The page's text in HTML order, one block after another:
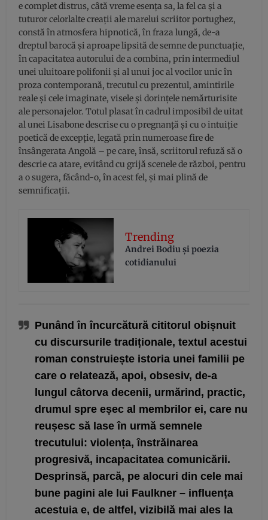
e complet distrus, câtă vreme esența sa, la fel ca și a
tuturor celorlalte creații ale marelui scriitor portughez,
constă în atmosfera hipnotică, în fraza lungă, de-a
dreptul barocă și aproape lipsită de semne de punctuație,
în capacitatea autorului de a combina, prin intermediul
unei uluitoare polifonii și al unui joc al vocilor unic în
proza contemporană, trecutul cu prezentul, amintirile
reale și cele imaginate, visele și dorințele nemărturisite
ale personajelor. Totul plasat în cadrul imposibil de uitat
al unei Lisabone descrise cu o pregnanță și cu o intuiție
poetică de excepție, legată prin numeroase fire de
însângerata Angolă – pe care, însă, scriitorul refuză să o
descrie ca atare, evitând cu grijă scenele de război, pentru
a o sugera, făcând-o, în acest fel, și mai plină de
semnificații.
Trending
Andrei Bodiu şi poezia
cotidianului
Punând în încurcătură cititorul obișnuit
cu discursurile tradiționale, textul acestui
roman construiește istoria unei familii pe
care o relatează, apoi, obsesiv, de-a
lungul câtorva decenii, urmărind, practic,
drumul spre eșec al membrilor ei, care nu
reușesc să lase în urmă semnele
trecutului: violența, înstrăinarea
progresivă, incapacitatea comunicării.
Desprinsă, parcă, pe alocuri din cele mai
bune pagini ale lui Faulkner – influența
acestuia e, de altfel, vizibilă mai ales la